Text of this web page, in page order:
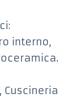
interno,
Cuscineria